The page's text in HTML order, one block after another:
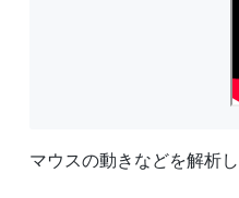
マウスの動きなどを解析